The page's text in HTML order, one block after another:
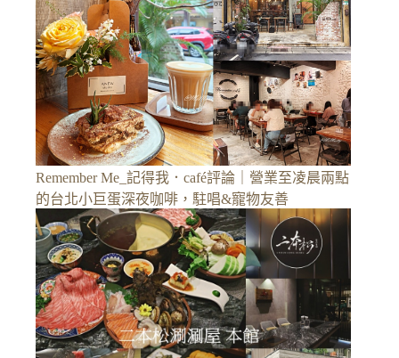
Remember Me_記得我．café評論｜營業至凌晨兩點
的台北小巨蛋深夜咖啡，駐唱&寵物友善